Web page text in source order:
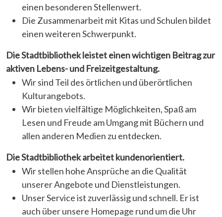
einen besonderen Stellenwert.
Die Zusammenarbeit mit Kitas und Schulen bildet
einen weiteren Schwerpunkt.
Die Stadtbibliothek leistet einen wichtigen Beitrag zur
aktiven Lebens- und Freizeitgestaltung.
Wir sind Teil des örtlichen und überörtlichen
Kulturangebots.
Wir bieten vielfältige Möglichkeiten, Spaß am
Lesen und Freude am Umgang mit Büchern und
allen anderen Medien zu entdecken.
Die Stadtbibliothek arbeitet kundenorientiert.
Wir stellen hohe Ansprüche an die Qualität
unserer Angebote und Dienstleistungen.
Unser Service ist zuverlässig und schnell. Er ist
auch über unsere Homepage rund um die Uhr